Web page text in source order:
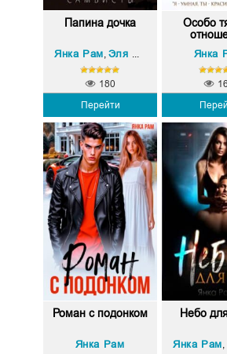
Папина дочка
Янка Рам, Эля Пылаева
Перейти
180
Особо
Янка
Роман с подонком
Янка Рам
Небо
Янка Рам,